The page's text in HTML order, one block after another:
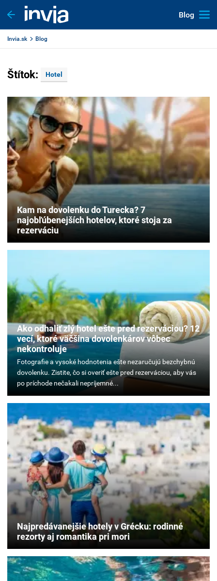
Blog
Invia.sk Blog
Štítok: Hotel
Kam na dovolenku do Turecka? 7
najobľúbenejších hotelov, ktoré stoja za
rezerváciu
Ako odhaliť zlý hotel ešte pred rezerváciou? 12
vecí, ktoré väčšina dovolenkárov vôbec
nekontroluje
Fotografie
a
vysoké
ešte
nezaručujú
bezchybnú
dovolenku.
Zistite,
čo
si
overiť
ešte
pred
rezerváciou,
aby
vás
nečakali
nepríjemné
Najpredávanejšie hotely v Grécku: rodinné
rezorty aj romantika pri mori